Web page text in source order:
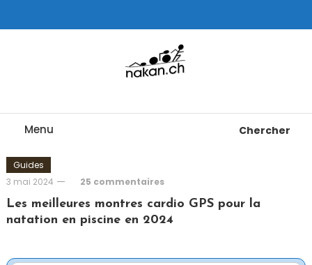
To
Menu Chercher
Guides
3 mai 2024
25 commentaires
Les meilleures montres cardio GPS pour la
natation en piscine en 2024